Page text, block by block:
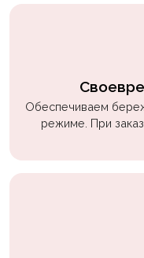
Обеспечиваем
режиме. При